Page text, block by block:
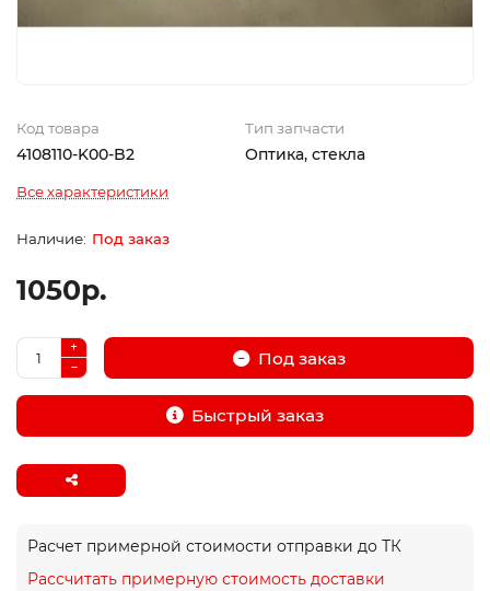
Код товара
4108110-K00-B2
Тип запчасти
Оптика, стекла
Все характеристики
Под заказ
1050р.
Под заказ
Быстрый заказ
Расчет примерной стоимости отправки до ТК
Рассчитать примерную стоимость доставки